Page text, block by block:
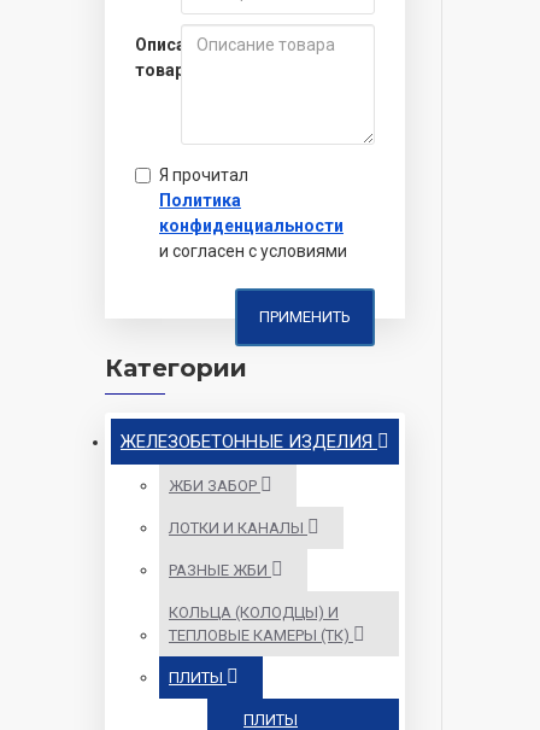
Описание
товара
Я прочитал
Политика
конфиденциальности
и согласен с условиями
ПРИМЕНИТЬ
Категории
ЖЕЛЕЗОБЕТОННЫЕ ИЗДЕЛИЯ
ЖБИ ЗАБОР
ЛОТКИ И КАНАЛЫ
РАЗНЫЕ ЖБИ
КОЛЬЦА (КОЛОДЦЫ) И
ТЕПЛОВЫЕ КАМЕРЫ (ТК)
ПЛИТЫ
ПЛИТЫ